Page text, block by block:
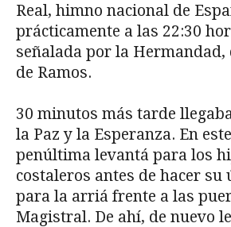
Real, himno nacional de
prácticamente a las 22:30
señalada por la Hermandad,
de Ramos.
30 minutos más tarde
la Paz y la Esperanza. En
penúltima levantá para los
costaleros antes de hacer su
para la arriá frente a las
Magistral. De ahí, de nuevo